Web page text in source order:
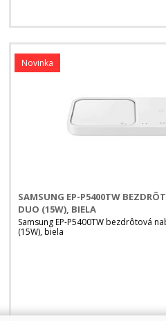
SAMSUNG EP-P5400TW
DUO (15W), BIELA
Samsung EP-P5400TW bezdrôtová
(15W), biela
Novinka